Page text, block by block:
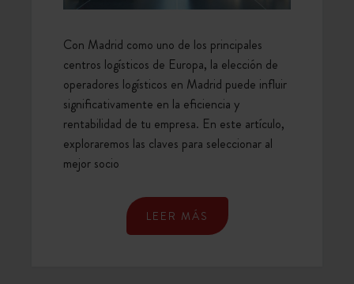
SOCIO
TRANSPORTE
Con Madrid como uno de los principales
centros logísticos de Europa, la elección de
operadores logísticos en Madrid puede influir
significativamente en la eficiencia y
rentabilidad de tu empresa. En este artículo,
exploraremos las claves para seleccionar al
mejor socio
LEER MÁS